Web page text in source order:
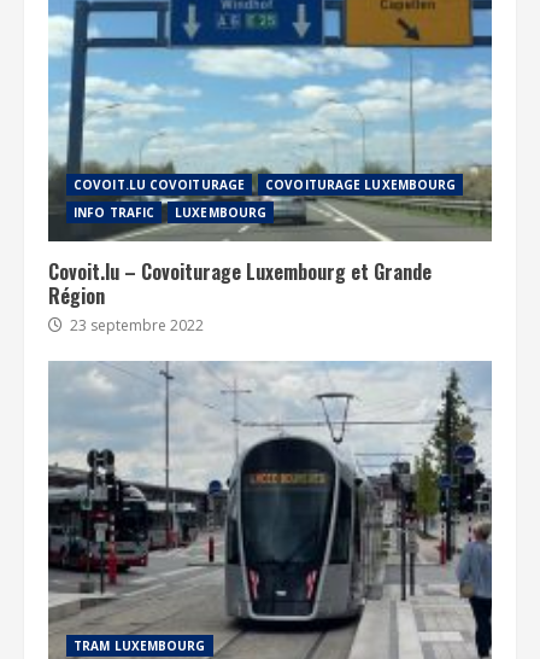
COVOIT.LU COVOITURAGE
COVOITURAGE LUXEMBOURG
INFO TRAFIC
LUXEMBOURG
Covoit.lu – Covoiturage Luxembourg et Grande
Région
23 septembre 2022
TRAM LUXEMBOURG